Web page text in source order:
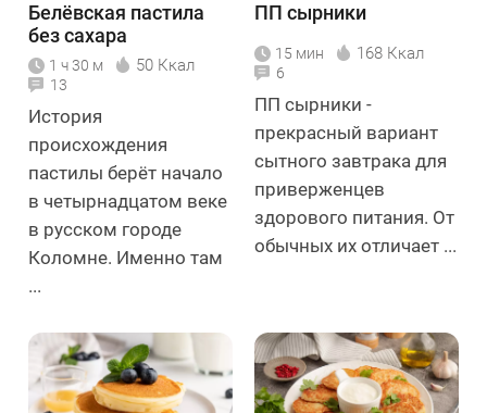
Белёвская пастила
без сахара
1 ч 30 м 50 Ккал
13
История
происхождения
пастилы берёт начало
в четырнадцатом веке
в русском городе
Коломне. Именно там
...
ПП сырники
15 мин 168 Ккал
6
ПП сырники -
прекрасный вариант
сытного завтрака для
приверженцев
здорового питания. От
обычных их отличает ...